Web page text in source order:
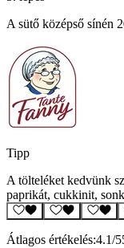
A sütő középső sínén
Tipp
A tölteléket kedvünk
paprikát, cukkinit,
Átlagos értékelés:4.1/5